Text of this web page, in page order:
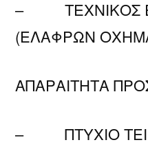
– ΤΕΧΝΙΚΟΣ
(ΕΛΑΦΡΩΝ
ΑΠΑΡΑΙΤΗΤΑ
– ΠΤΥΧΙΟ ΤΕΙ